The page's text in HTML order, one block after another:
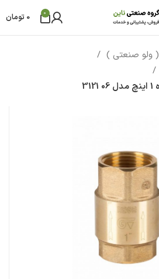
0
0 تومان
ولو صنعتی )